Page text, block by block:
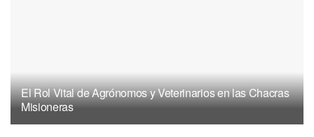
El Rol Vital de Agrónomos y Veterinarios en las Chacras
Misioneras